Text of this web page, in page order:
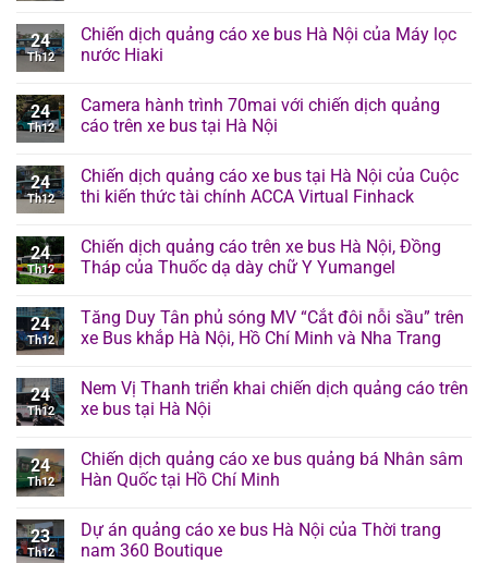
24
Th12
Chiến dịch quảng cáo xe bus Hà Nội của Máy lọc
nước Hiaki
24
Th12
Camera hành trình 70mai với chiến dịch quảng
cáo trên xe bus tại Hà Nội
24
Th12
Chiến dịch quảng cáo xe bus tại Hà Nội của Cuộc
thi kiến thức tài chính ACCA Virtual Finhack
24
Th12
Chiến dịch quảng cáo trên xe bus Hà Nội, Đồng
Tháp của Thuốc dạ dày chữ Y Yumangel
24
Th12
Tăng Duy Tân phủ sóng MV “Cắt đôi nỗi sầu” trên
xe Bus khắp Hà Nội, Hồ Chí Minh và Nha Trang
24
Th12
Nem Vị Thanh triển khai chiến dịch quảng cáo trên
xe bus tại Hà Nội
24
Th12
Chiến dịch quảng cáo xe bus quảng bá Nhân sâm
Hàn Quốc tại Hồ Chí Minh
23
Th12
Dự án quảng cáo xe bus Hà Nội của Thời trang
nam 360 Boutique